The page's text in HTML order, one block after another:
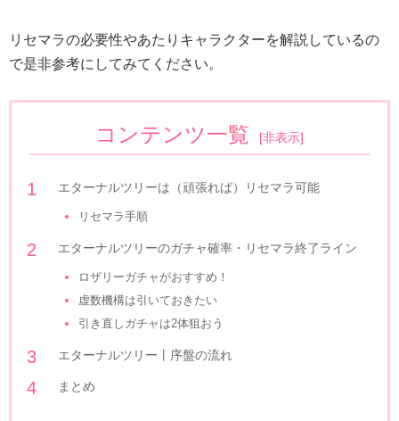
リセマラの必要性やあたりキャラクターを解説しているの
で是非参考にしてみてください。
コンテンツ一覧 [非表示]
エターナルツリーは（頑張れば）リセマラ可能
リセマラ手順
エターナルツリーのガチャ確率・リセマラ終了ライン
ロザリーガチャがおすすめ！
虚数機構は引いておきたい
引き直しガチャは2体狙おう
エターナルツリー丨序盤の流れ
まとめ